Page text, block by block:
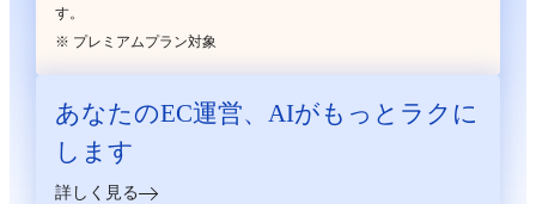
す。
※ プレミアムプラン対象
あなたのEC運営、 AIがもっとラクに
します
詳しく見る